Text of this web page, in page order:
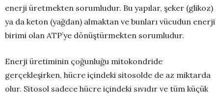
enerji üretmekten sorumludur. Bu yapılar, şeker (glikoz)
ya da keton (yağdan) almaktan ve bunları vücudun enerji
birimi olan ATP’ye dönüştürmekten sorumludur.
Enerji üretiminin çoğunluğu mitokondride
gerçekleşirken, hücre içindeki sitosolde de az miktarda
olur. Sitosol sadece hücre içindeki sıvıdır ve tüm küçük